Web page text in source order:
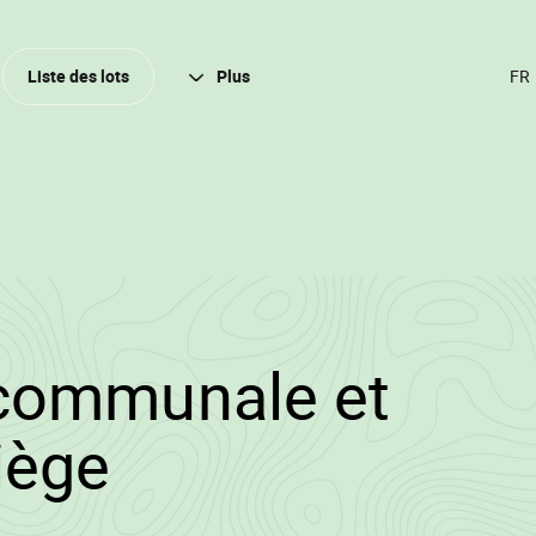
1275/et
Liste des lots Plus